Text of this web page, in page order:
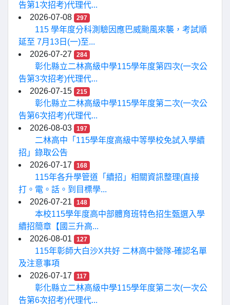
告第1次招考)代理代...
2026-07-08
297
115 學年度分科測驗因應巴威颱風來襲，考試順
延至 7月13日(一)至...
2026-07-27
284
彰化縣立二林高級中學115學年度第四次(一次公
告第3次招考)代理代...
2026-07-15
215
彰化縣立二林高級中學115學年度第二次(一次公
告第6次招考)代理代...
2026-08-03
197
二林高中「115學年度高級中等學校免試入學續
招」錄取公告
2026-07-17
168
115年各升學管道「續招」相關資訊整理(直接
打。電。話。到目標學...
2026-07-21
148
本校115學年度高中部體育班特色招生甄選入學
續招簡章【國三升高...
2026-08-01
127
115年彰師大白沙X共好 二林高中營隊-確認名單
及注意事項
2026-07-17
117
彰化縣立二林高級中學115學年度第二次(一次公
告第6次招考)代理代...